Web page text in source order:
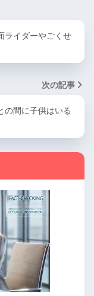
ライダーやごくせ
次の記事
の間に子供はいる